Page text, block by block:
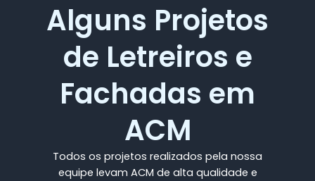
Alguns Projetos
de Letreiros e
Fachadas em
ACM
Todos os projetos realizados pela nossa
equipe levam ACM de alta qualidade e